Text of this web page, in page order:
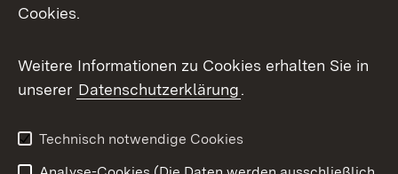
X / Twitter
Youtube
Cookies.
Weitere Informationen zu Cookies erhalten Sie in
unserer Datenschutzerklärung.
Technisch notwendige Cookies